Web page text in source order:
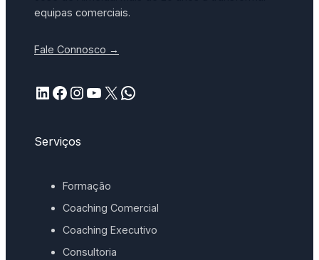
equipas comerciais.
Fale Connosco →
LinkedIn Facebook InstagramYouTube X WhatsApp
Serviços
Formação
Coaching Comercial
Coaching Executivo
Consultoria